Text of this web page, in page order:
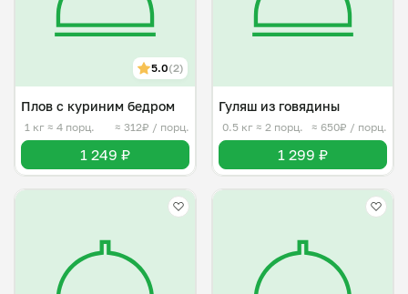
5.0(2)
Плов с куриним бедром
1 кг ≈ 4 порц. ≈ 312₽ / порц.
1 249 ₽
Гуляш из говядины
0.5 кг ≈ 2 порц. ≈ 650₽ / порц.
1 299 ₽